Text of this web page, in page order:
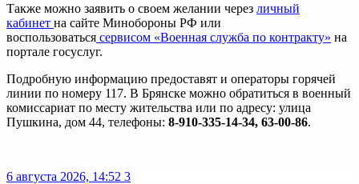
Также можно заявить о своем желании через личный
кабинет на сайте Минобороны РФ или
воспользоваться сервисом «Военная служба по контракту» на
портале госуслуг.
Подробную информацию предоставят и операторы горячей
линии по номеру 117. В Брянске можно обратиться в военный
комиссариат по месту жительства или по адресу: улица
Пушкина, дом 44, телефоны: 8-910-335-14-34, 63-00-86.
6 августа 2026, 14:52 3